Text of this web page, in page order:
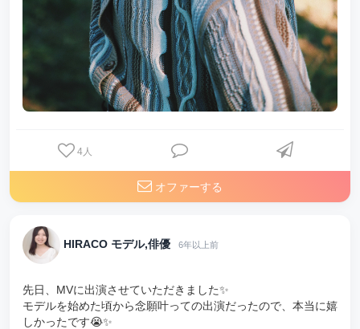
4人
オファーする
HIRACO モデル,俳優 6年以上前
先日、MVに出演させていただきました✨
モデルを始めた頃から念願叶っての出演だったので、本当に嬉
しかったです😭✨